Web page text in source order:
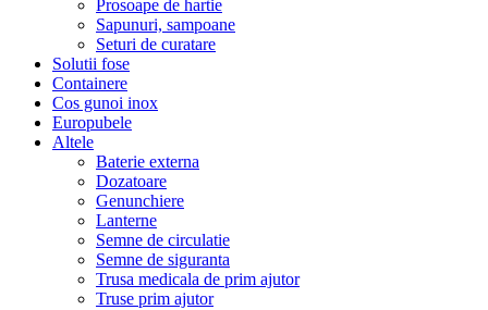
Prosoape de hartie
Sapunuri, sampoane
Seturi de curatare
Solutii fose
Containere
Cos gunoi inox
Europubele
Altele
Baterie externa
Dozatoare
Genunchiere
Lanterne
Semne de circulatie
Semne de siguranta
Trusa medicala de prim ajutor
Truse prim ajutor